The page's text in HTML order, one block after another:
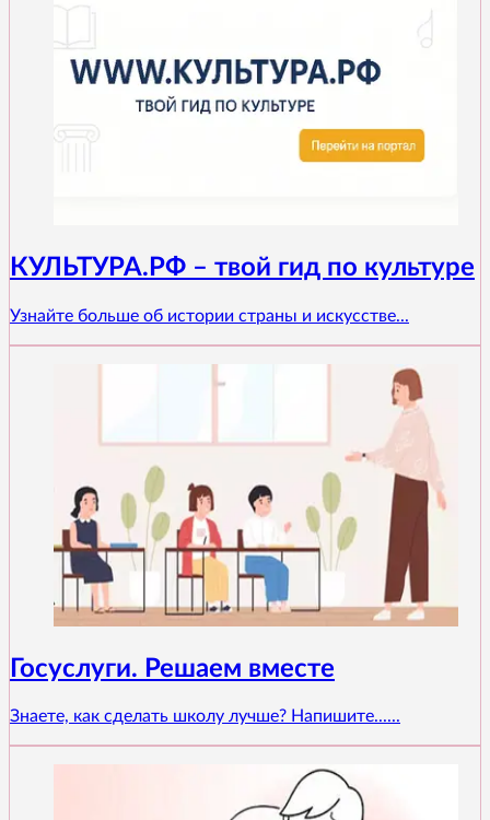
КУЛЬТУРА.РФ – твой гид по культуре
Узнайте больше об истории страны и искусстве...
Госуслуги. Решаем вместе
Знаете, как сделать школу лучше? Напишите......